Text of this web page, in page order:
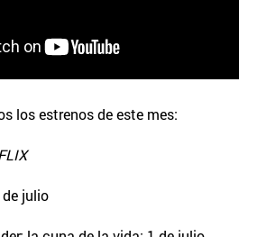
los estrenos de este mes:
julio